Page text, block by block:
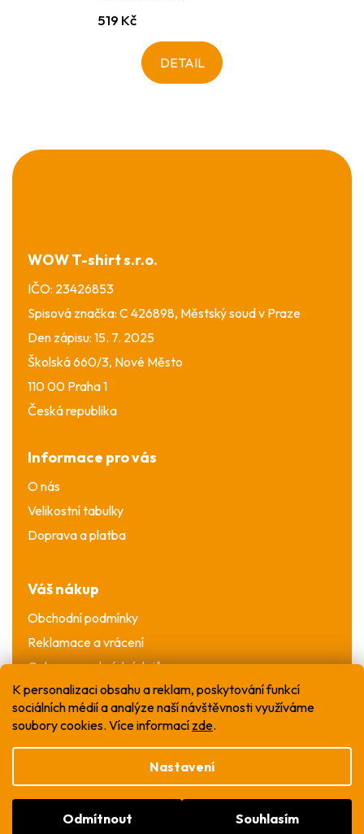
K personalizaci obsahu a reklam, poskytování funkcí
sociálních médií a analýze naší návštěvnosti využíváme
soubory cookies. Více informací zde.
Nastavení
Odmítnout Souhlasím
519 Kč
DETAIL
Z
á
WOW T-shirt s.r.o.
IČO: 23426853
Spisová značka: C 426898, Městský soud v Praze
Den zápisu: 15. 7. 2025
Školská 660/3, Nové Město
110 00 Praha 1
Česká republika
Informace pro vás
O nás
Velikostní tabulky
Doprava a platba
Váš nákup
Obchodní podmínky
Reklamace a vrácení
Ochrana osobních údajů
Vytvořil Shoptet
Copyright 2026
. Všechna práva